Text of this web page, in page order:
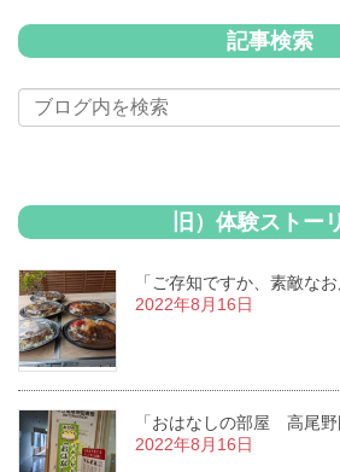
記事検索
旧）体験ストー
「ご存知ですか、素敵な
2022年8月16日
「おはなしの部屋 高尾野
2022年8月16日